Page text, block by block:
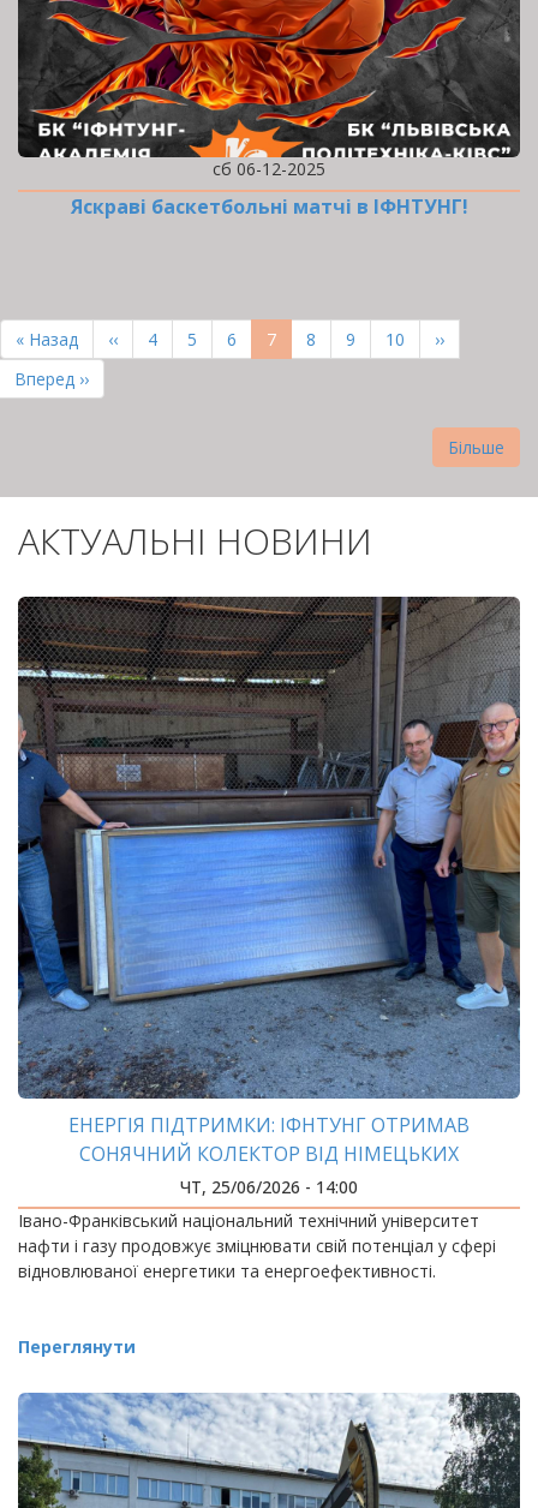
сб 06-12-2025
Яскраві баскетбольні матчі в ІФНТУНГ!
НА
СТОРІНКИ
Перша
сторінка
« Назад
Попередня
сторінка
‹‹ Page
4 Page
5 Page
6
Поточна
сторінка
7 Page
8 Page
9 Page
10
Наступна
сторінка
››
Остання
сторінка
Вперед ››
Більше
АКТУАЛЬНІ НОВИНИ
ЕНЕРГІЯ ПІДТРИМКИ: ІФНТУНГ ОТРИМАВ
СОНЯЧНИЙ КОЛЕКТОР ВІД НІМЕЦЬКИХ
БЛАГОДІЙНИКІВ
ЧТ, 25/06/2026 - 14:00
Івано-Франківський національний технічний університет
нафти і газу продовжує зміцнювати свій потенціал у сфері
відновлюваної енергетики та енергоефективності.
Переглянути